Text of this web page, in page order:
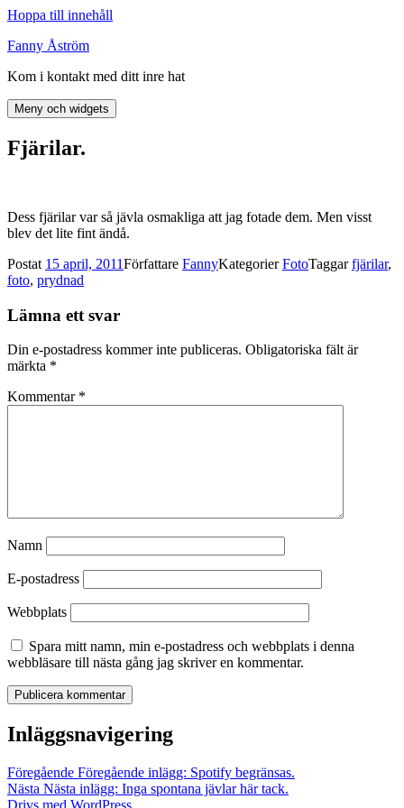
Hoppa till innehåll
Fanny Åström
Kom i kontakt med ditt inre hat
Meny och widgets
Fjärilar.
Dess fjärilar var så jävla osmakliga att jag fotade dem. Men visst
blev det lite fint ändå.
Postat 15 april, 2011Författare FannyKategorierFotoTaggarfjärilar,
foto, prydnad
Lämna ett svar
Din e-postadress kommer inte publiceras. Obligatoriska fält är
märkta *
Kommentar *
Namn
E-postadress
Webbplats
Spara mitt namn, min e-postadress och webbplats i denna
webbläsare till nästa gång jag skriver en kommentar.
Inläggsnavigering
Föregående Föregående inlägg: Spotify begränsas.
Nästa Nästa inlägg: Inga spontana jävlar här tack.
Drivs med WordPress